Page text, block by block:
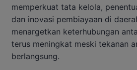
memperkuat tata kelola,
dan inovasi pembiayaan di
menargetkan keterhubungan
terus meningkat meski tekanan
berlangsung.